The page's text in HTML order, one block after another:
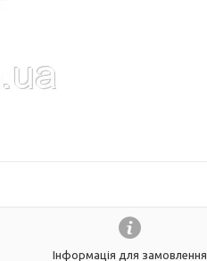
Інформація для замовлення